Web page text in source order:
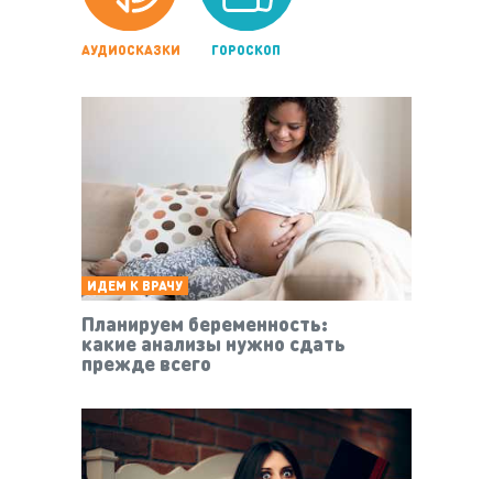
АУДИОСКАЗКИ ГОРОСКОП
ИДЕМ К ВРАЧУ
Планируем беременность:
какие анализы нужно сдать
прежде всего